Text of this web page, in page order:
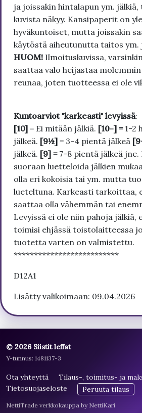
ja joissakin hintalapun ym.
kuvista näkyy. Kansipaperit on
hyväkuntoiset, mutta joissakin
käytöstä aiheutunutta taitos ym.
HUOM! Ilmoituskuvissa,
saattaa valo heijastaa
reunaa, joten tuotteessa ei ole
Kuntoarviot "karkeasti" levyissä:
[10] = Ei mitään jälkiä. [10-] = 1-2
jälkeä. [9½] = 3-4 pientä jälkeä
jälkeä. [9] = 7-8 pientä jälkeä jne.
suoraan luetteloida jälkien
olla eri kokoisia tai ym. mutta
lueteltuna. Karkeasti tarkoittaa,
saattaa olla vähemmän tai
Levyissä ei ole niin pahoja jälkiä,
toimisi ehjässä toistolaitteessa
tuotetta varten on valmistettu.
**************************
D12A1
Lisätty valikoimaan: 09.04.2026
© 2026 Siistit leffat
Y-tunnus: 1481137-3
Ota yhteyttä
Tilaus-, toimitus- ja
Tietosuojaseloste
Peruuta tilaus
NettiTrade verkkokauppa by NettiKari